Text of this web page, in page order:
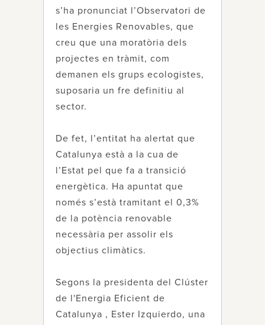
s’ha pronunciat l’Observatori de
les Energies Renovables, que
creu que una moratòria dels
projectes en tràmit, com
demanen els grups ecologistes,
suposaria un fre definitiu al
sector.
De fet, l’entitat ha alertat que
Catalunya està a la cua de
l’Estat pel que fa a transició
energètica. Ha apuntat que
només s’està tramitant el 0,3%
de la potència renovable
necessària per assolir els
objectius climàtics.
Segons la presidenta del Clúster
de l'Energia Eficient de
Catalunya , Ester Izquierdo, una